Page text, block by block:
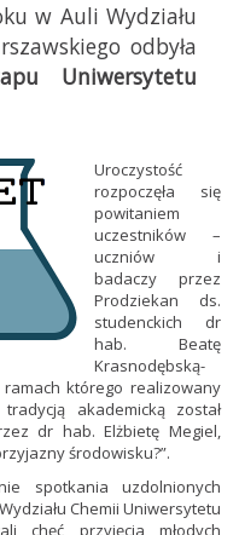
w Auli Wydziału
odbyła
Uniwersytetu
Uroczystość
rozpoczęła się
powitaniem
uczestników –
uczniów i
badaczy przez
Prodziekan ds.
studenckich dr
hab. Beatę
Krasnodębską-
którego realizowany
akademicką został
dr hab. Elżbietę Megiel,
środowisku?”.
spotkania uzdolnionych
Chemii Uniwersytetu
chęć przyjęcia młodych